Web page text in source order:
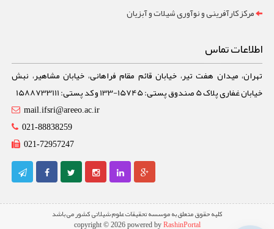
مرکز کارآفرینی و نوآوری شیلات و آبزیان
اطلاعات تماس
تهران، میدان هفت تیر، خیابان قائم مقام فراهانی، خیابان مشاهیر، نبش
خیابان غفاری پلاک 5 صندوق پستی: 15745-133 و کد پستی: 1588733111
mail.ifsri@areeo.ac.ir
021-88838259
021-72957247
کلیه حقوق متعلق به موسسه تحقیقات علوم شیلاتی کشور می باشد
copyright © 2026 powered by RashinPortal